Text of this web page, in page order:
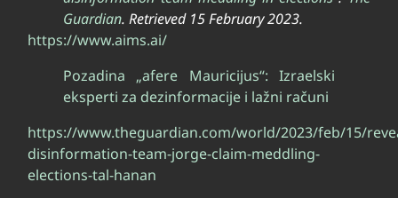
Guardian. Retrieved 15 February2023.
https://www.aims.ai/
Pozadina „afere Mauricijus“: Izraelski
eksperti za dezinformacije i lažni računi
https://www.theguardian.com/world/2023/feb/15/
disinformation-team-jorge-claim-meddling-
elections-tal-hanan